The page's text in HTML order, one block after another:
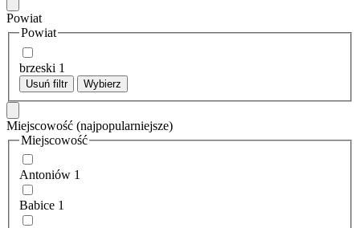
Powiat
Powiat
brzeski 1
Usuń filtr Wybierz
Miejscowość (najpopularniejsze)
Miejscowość
Antoniów 1
Babice 1